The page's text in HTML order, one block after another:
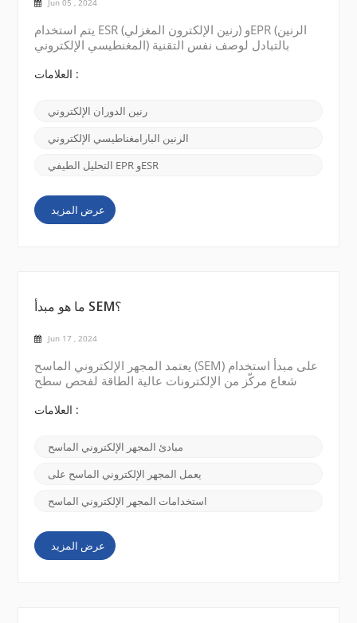
Jun 05 , 2024
يتم استخدام ESR (رنين الإلكترون المغزلي) وEPR (الرنين
المغنطيسي الإلكتروني) بالتبادل لوصف نفس التقنية
التاريخي للمجال وبعض القصص المثيرة للاهتمام المحيطة
دوران الإلكترون . تم اكتشافه في منتصف القرن العشرين
من قبل علماء الفيزياء الذين كانوا يدرسون سلوك
العلامات :
رنين الدوران الإلكتروني
الرنين البارامغناطيسي الإلكتروني
التحليل الطيفي EPR وESR
عرض المزيد
ما هو مبدأ SEM؟
Jun 17 , 2024
يعتمد المجهر الإلكتروني الماسح (SEM) على مبدأ استخدام
شعاع مركّز من الإلكترونات عالية الطاقة لفحص سطح
يعمل SEM باستخدام مصدر إلكترون، عادةً ما يكون خيوط
الإلكترونات. توليد شعاع الإلكترون: يصدر مصدر الإلكترون
إلكترونات يتم تسريعها إلى طاقات عالية بواسطة مجال
كهربائي. يتم تركيز الإلكترونات في...
العلامات :
مبادئ المجهر الإلكتروني الماسح
يعمل المجهر الإلكتروني الماسح على
استخدامات المجهر الإلكتروني الماسح
عرض المزيد